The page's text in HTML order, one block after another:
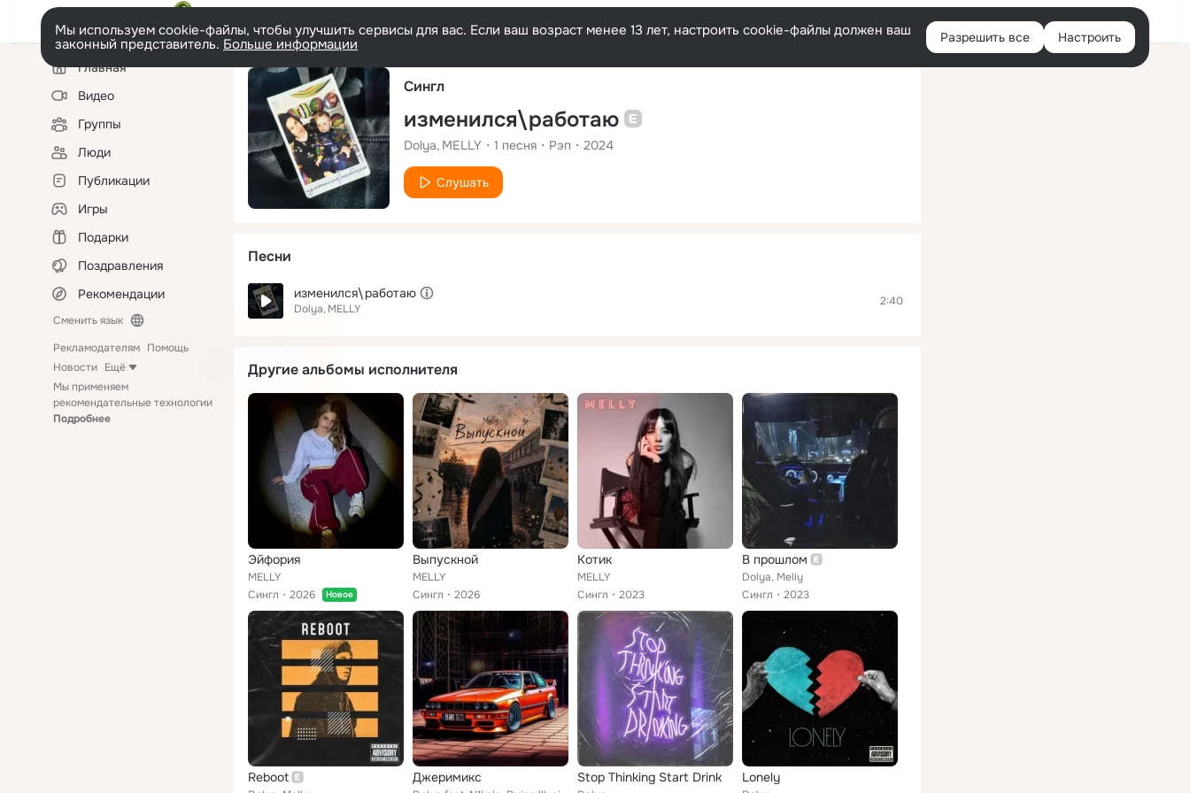
Русский Войти
Мы используем cookie-файлы, чтобы улучшить сервисы для вас. Если ваш возраст менее 13 лет, настроить cookie-файлы должен ваш
законный представитель. Больше информации Разрешить все Настроить
Левая
колонкаГлавная
Видео
Группы
Люди
Публикации
Игры
Подарки
Поздравления
Рекомендации
Сменить язык
Рекламодателям Помощь
Новости Ещё
Мы применяем
рекомендательные технологии
Подробнее
Сингл
изменился\работаю
Dolya MELLY 1 песня Рэп 2024
Слушать
Песни
изменился\работаю
Dolya MELLY
2:40
Другие альбомы исполнителя
Эйфория
MELLY
Сингл
2026 Новое
Выпускной
MELLY
Сингл
2026
Котик
MELLY
Сингл
2023
В прошлом
Dolya, Melly
Сингл
2023
Reboot Джеримикс Stop Thinking Start Drink Lonely